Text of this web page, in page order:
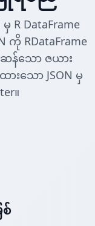
R DataFrame
ကို RDataFrame
ဆန်သော ဇယား
သော JSON မှ
။